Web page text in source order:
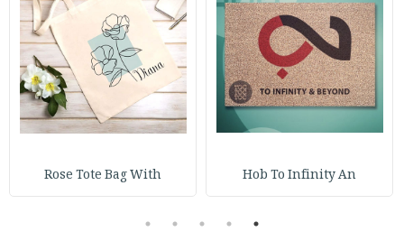
Hob To Infinity An
Rose Tote Bag With
1
2
3
4
5